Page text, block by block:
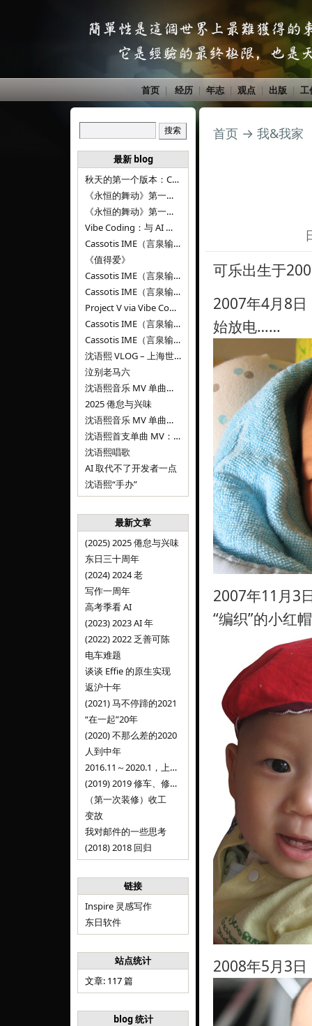
首页 | 经历 | 年志 | 观点 | 出版 | 工
最新 blog
秋天的第一个版本：Cassotis IME（言泉输入法）v1.12.0
《永恒的舞动》第一百二十八章
《永恒的舞动》第一百二十七章
Vibe Coding：与 AI 并肩进步——言泉输入法 v0.4.1
Cassotis IME（言泉输入法）v0.3.1
《值得爱》
Cassotis IME（言泉输入法）v0.2.0
Cassotis IME（言泉输入法）v0.1.0
Project V via Vibe Coding
Cassotis IME（言泉输入法）阶段二
Cassotis IME（言泉输入法）
沈语熙 VLOG – 上海世博文化公园双子山
泣别老马六
沈语熙音乐 MV 单曲第三弹：代码与白T恤
2025 倦怠与兴味
沈语熙音乐 MV 单曲第二弹：优雅时间
沈语熙首支单曲 MV：告别的倒影
沈语熙唱歌
AI 取代不了开发者一点
沈语熙“手办”
最新文章
(2025) 2025 倦怠与兴味
东日三十周年
(2024) 2024 老
写作一周年
高考季看 AI
(2023) 2023 AI 年
(2022) 2022 乏善可陈
电车难题
谈谈 Effie 的原生实现
返沪十年
(2021) 马不停蹄的2021
“在一起”20年
(2020) 不那么差的2020
人到中年
2016.11～2020.1，上海，Inspire
(2019) 2019 修车、修人、修房
（第一次装修）收工
变故
我对邮件的一些思考
(2018) 2018 回归
链接
Inspire 灵感写作
东日软件
站点统计
文章: 117 篇
blog 统计
首页 → 我&我家
可乐出生于
2007年4月8
始放电……
2007年11月3
“编织”的小红
2008年5月3